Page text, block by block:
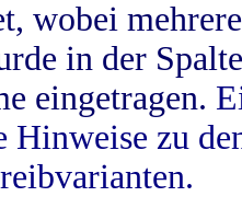
wobei
in der
eingetragen.
zu